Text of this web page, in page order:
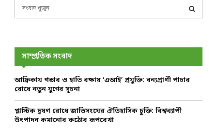
f
r
E
A
সাম্প্রতিক সংবাদ
আফ্রিকায় গন্ডার ও হাতি রক্ষায় ‘এআই’ প্রযুক্তি: বন্যপ্রাণী পাচার
রোধে নতুন যুগের সূচনা
প্লাস্টিক দূষণ রোধে জাতিসংঘের ঐতিহাসিক চুক্তি: বিশ্বব্যাপী
উৎপাদন কমানোর কঠোর রূপরেখা